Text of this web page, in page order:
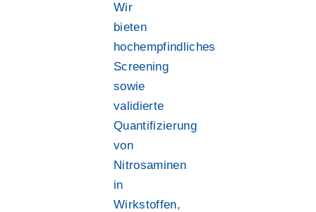
Wir
bieten
hochempfindliches
Screening
sowie
validierte
Quantifizierung
von
Nitrosaminen
in
Wirkstoffen,